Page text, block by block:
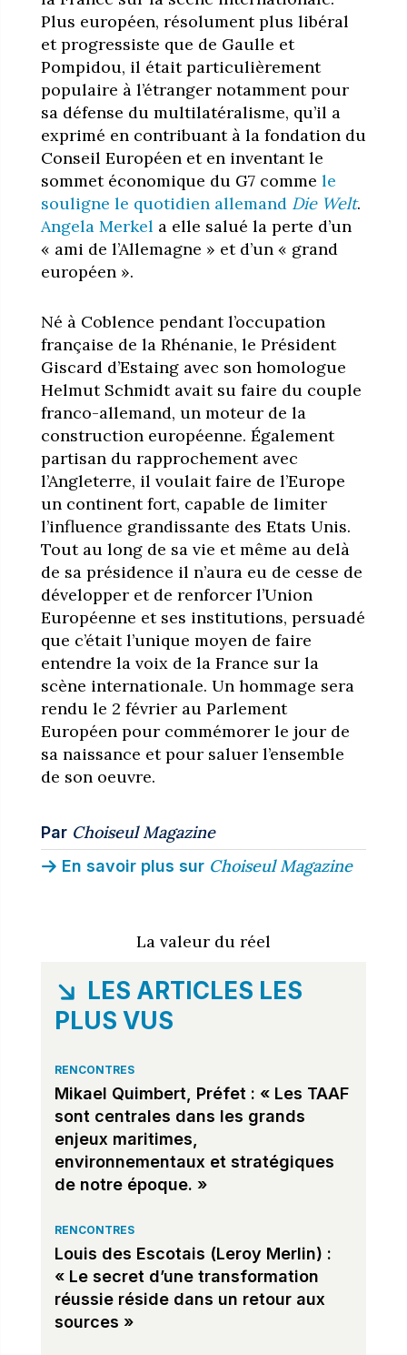
Plus européen, résolument plus libéral
et progressiste que de Gaulle et
Pompidou, il était particulièrement
populaire à l’étranger notamment pour
sa défense du multilatéralisme, qu’il a
exprimé en contribuant à la fondation du
Conseil Européen et en inventant le
sommet économique du G7 comme le
souligne le quotidien allemand Die Welt.
Angela Merkel a elle salué la perte d’un
« ami de l’Allemagne » et d’un « grand
européen ».
Né à Coblence pendant l’occupation
française de la Rhénanie, le Président
Giscard d’Estaing avec son homologue
Helmut Schmidt avait su faire du couple
franco-allemand, un moteur de la
construction européenne. Également
partisan du rapprochement avec
l’Angleterre, il voulait faire de l’Europe
un continent fort, capable de limiter
l’influence grandissante des Etats Unis.
Tout au long de sa vie et même au delà
de sa présidence il n’aura eu de cesse de
développer et de renforcer l’Union
Européenne et ses institutions, persuadé
que c’était l’unique moyen de faire
entendre la voix de la France sur la
scène internationale. Un hommage sera
rendu le 2 février au Parlement
Européen pour commémorer le jour de
sa naissance et pour saluer l’ensemble
de son oeuvre.
Par Choiseul Magazine
En savoir plus sur Choiseul Magazine
La valeur du réel
LES ARTICLES LES
PLUS VUS
RENCONTRES
Mikael Quimbert, Préfet : « Les TAAF
sont centrales dans les grands
enjeux maritimes,
environnementaux et stratégiques
de notre époque. »
RENCONTRES
Louis des Escotais (Leroy Merlin) :
« Le secret d’une transformation
réussie réside dans un retour aux
sources »